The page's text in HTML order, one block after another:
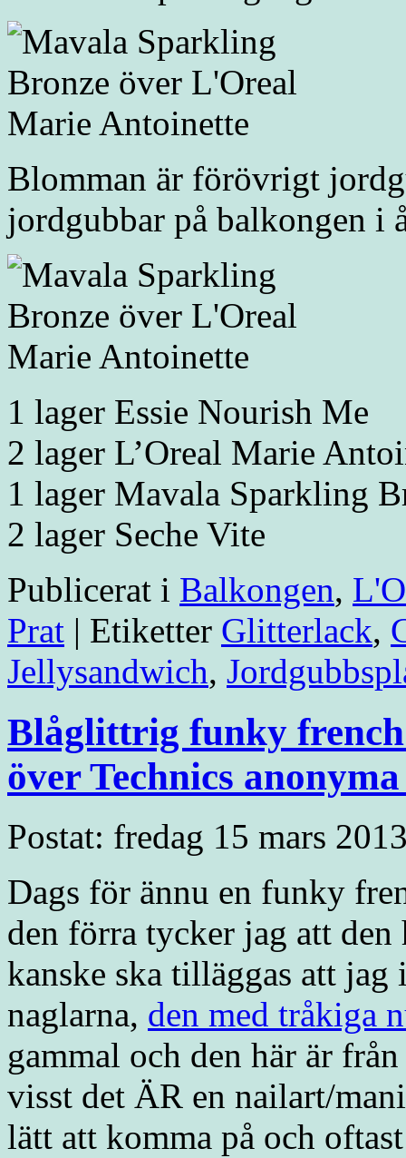
Blomman är förövrigt
jordgubbar på balkongen i
1 lager Essie Nourish Me
2 lager L’Oreal Marie
1 lager Mavala Sparkling
2 lager Seche Vite
Publicerat i Balkongen,
Prat | Etiketter Glitterlack,
Jellysandwich,
Blåglittrig funky
över Technics
Postat: fredag 15 mars
Dags för ännu en funky
den förra tycker jag att
kanske ska tilläggas att
naglarna, den med tråkiga
gammal och den här är
visst det ÄR en nailart/
lätt att komma på och